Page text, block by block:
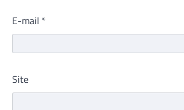
E-mail *
Site